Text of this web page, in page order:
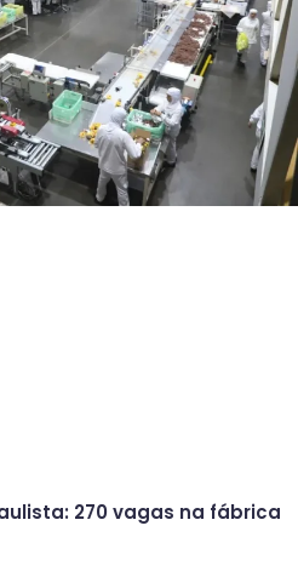
270 vagas na fábrica